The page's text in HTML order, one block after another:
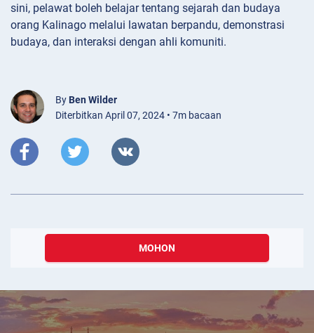
sini, pelawat boleh belajar tentang sejarah dan budaya
orang Kalinago melalui lawatan berpandu, demonstrasi
budaya, dan interaksi dengan ahli komuniti.
By Ben Wilder
Diterbitkan April 07, 2024 • 7m bacaan
MOHON